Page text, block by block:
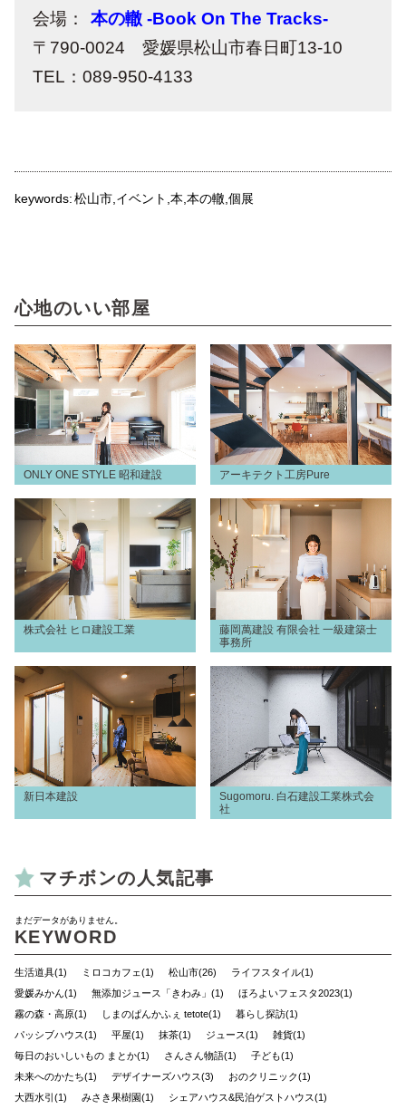
会場：
本の轍 -Book On The Tracks-
〒790-0024 愛媛県松山市春日町13-10
TEL：089-950-4133
keywords:松山市 イベント 本 本の轍 個展
心地のいい部屋
ONLY ONE STYLE 昭和建設 アーキテクト工房Pure
株式会社 ヒロ建設工業
藤岡萬建設 有限会社 一級建築士
事務所
新日本建設
Sugomoru. 白石建設工業株式会
社
マチボンの人気記事
まだデータがありません。
KEYWORD
生活道具(1) ミロコカフェ(1) 松山市(26)
ライフスタイル(1)
愛媛みかん(1)
無添加ジュース「きわみ」(1)
ほろよいフェスタ2023(1)
霧の森・高原(1)
しまのぱんかふぇ tetote(1)
暮らし探訪(1)
パッシブハウス(1)
平屋(1) 抹茶(1) ジュース(1)
雑貨(1)
毎日のおいしいもの まとか(1)
さんさん物語(1)
子ども(1)
未来へのかたち(1)
デザイナーズハウス(3)
おのクリニック(1)
大西水引(1)
みさき果樹園(1)
シェアハウス&民泊ゲストハウス(1)